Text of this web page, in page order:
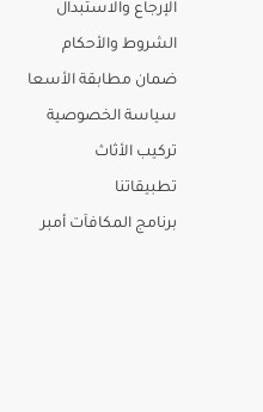
الإرجاع والاستبدال
الشروط والأحكام
ضمان مطابقة الأسعا
سياسة الخصوصية
تركيب الأثاث
تطبيقاتنا
برنامج المكافآت أمبر